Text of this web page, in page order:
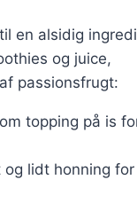
en alsidig
og juice,
passionsfrugt:
topping på is
lidt honning for